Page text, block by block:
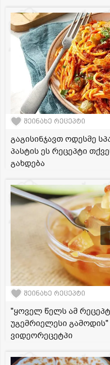
შეინახე რეცეპტი
გაგისინჯავთ ოდესმე
პასტის ეს რეცეპტი
გახდება
შეინახე რეცეპტი
"ყოველ წელს ამ
უგემრიელესი
ვიდეორეცეტპი